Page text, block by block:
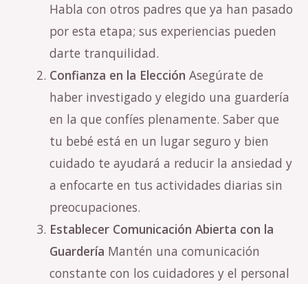
Habla con otros padres que ya han pasado
por esta etapa; sus experiencias pueden
darte tranquilidad.
Confianza en la Elección Asegúrate de
haber investigado y elegido una guardería
en la que confíes plenamente. Saber que
tu bebé está en un lugar seguro y bien
cuidado te ayudará a reducir la ansiedad y
a enfocarte en tus actividades diarias sin
preocupaciones.
Establecer Comunicación Abierta con la
Guardería Mantén una comunicación
constante con los cuidadores y el personal